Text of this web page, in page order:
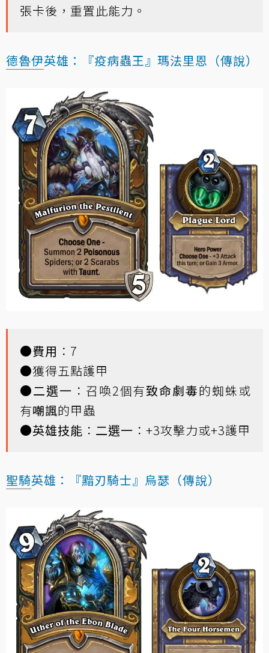
張卡後，重置此能力。
德魯伊英雄：『疫病蟲王』瑪法里恩（傳說）
●費用 ：7
●獲得五點護甲
●二選一 ：召喚2個有致命劇毒的蜘蛛或
有嘲諷的甲蟲
●英雄技能 ： 二選一 ：+3攻擊力或+3護甲
聖騎英雄：『黯刃騎士』烏瑟（傳說）